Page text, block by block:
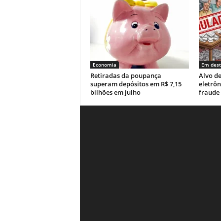
Economia
Retiradas da poupança
superam depósitos em R$ 7,15
bilhões em julho
Em
Alvo
fraude